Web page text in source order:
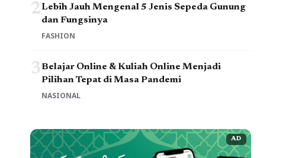
2Lebih Jauh Mengenal 5 Jenis Sepeda Gunung
dan Fungsinya
FASHION
3Belajar Online & Kuliah Online Menjadi
Pilihan Tepat di Masa Pandemi
NASIONAL
AD